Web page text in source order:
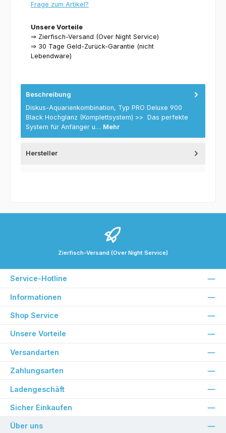
Frage zum Artikel?
Unsere Vorteile
⇒ Zierfisch-Versand (Over Night Service)
⇒ 30 Tage Geld-Zurück-Garantie (nicht
Lebendware)
Beschreibung
Diskus-Aquarienkombination, Typ PRO Deluxe 900
Black Hochglanz (Komplettsystem) >> Das perfekte
System für Anfänger u… Mehr
Hersteller
Zierfisch-Versand (Over Night Service)
Service-Hotline
Informationen
Shop Service
Unsere Vorteile
Versandarten
Zahlungsarten
Ladengeschäft
Sicher Einkaufen
Über uns